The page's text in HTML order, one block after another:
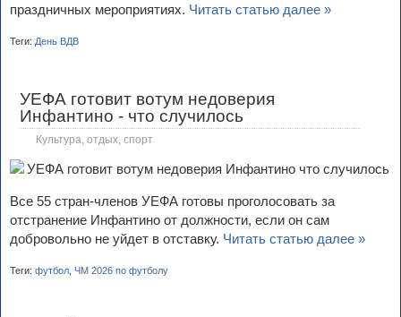
праздничных мероприятиях. Читать статью далее »
Теги: День ВДВ
УЕФА готовит вотум недоверия
Инфантино - что случилось
Культура, отдых, спорт
Все 55 стран-членов УЕФА готовы проголосовать за
отстранение Инфантино от должности, если он сам
добровольно не уйдет в отставку. Читать статью далее »
Теги: футбол ЧМ 2026 по футболу